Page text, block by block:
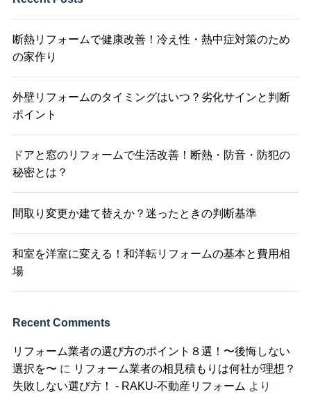
断熱リフォームで健康改善！冷え性・熱中症対策のため
の家作り
外壁リフォームのタイミングはいつ？劣化サインと判断
ポイント
ドアと窓のリフォームで生活改善！断熱・防音・防犯の
秘密とは？
間取り変更か建て替えか？迷ったときの判断基準
和室を洋室に変える！和洋転リフォームの基本と費用相
場
Recent Comments
リフォーム業者の選び方のポイント８選！〜後悔しない
選択を〜 に リフォーム業者の相見積もりは何社が理想？
失敗しない選び方！ - RAKU-不動産リフォーム より